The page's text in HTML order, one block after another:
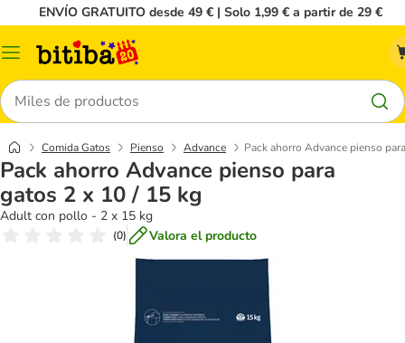
ENVÍO GRATUITO desde 49 € | Solo 1,99 € a partir de 29 €
Menú
Buscar
Comida Gatos Pienso Advance Pack ahorro Advance pienso
Pack ahorro Advance pienso para
gatos 2 x 10 / 15 kg
Adult con pollo - 2 x 15 kg
(0) Valora el producto